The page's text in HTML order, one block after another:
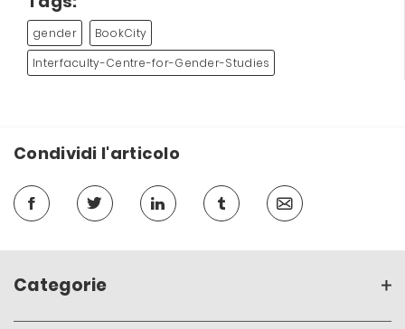
gender
BookCity
Interfaculty-Centre-for-Gender-Studies
Condividi l'articolo
Categorie